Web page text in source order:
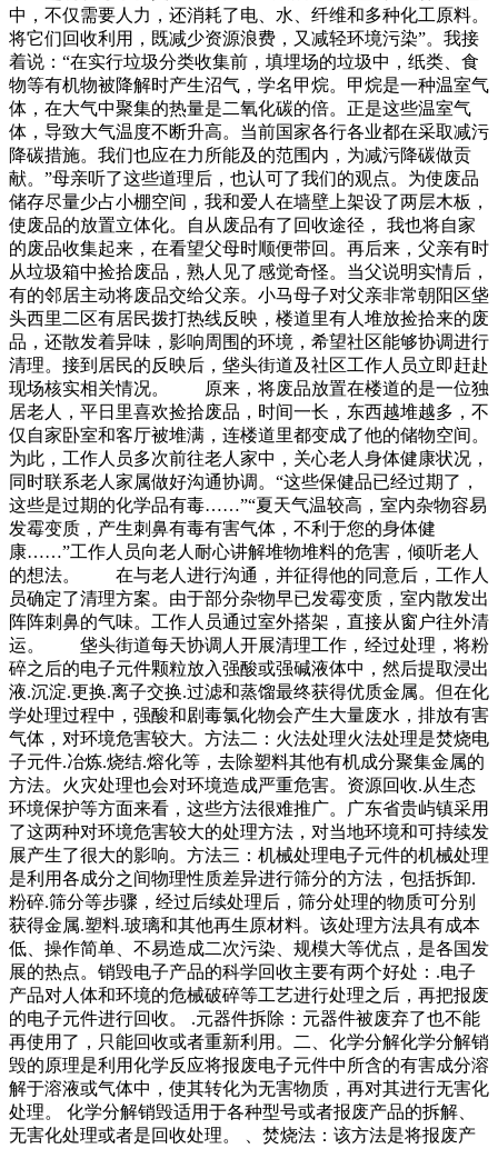
中，不仅需要人力，还消耗了电、水、纤维和多种化工原料。
将它们回收利用，既减少资源浪费，又减轻环境污染”。我接
着说：“在实行垃圾分类收集前，填埋场的垃圾中，纸类、食
物等有机物被降解时产生沼气，学名甲烷。甲烷是一种温室气
体，在大气中聚集的热量是二氧化碳的倍。正是这些温室气
体，导致大气温度不断升高。当前国家各行各业都在采取减污
降碳措施。我们也应在力所能及的范围内，为减污降碳做贡
献。”母亲听了这些道理后，也认可了我们的观点。为使废品
储存尽量少占小棚空间，我和爱人在墙壁上架设了两层木板，
使废品的放置立体化。自从废品有了回收途径， 我也将自家
的废品收集起来，在看望父母时顺便带回。再后来，父亲有时
从垃圾箱中捡拾废品，熟人见了感觉奇怪。当父说明实情后，
有的邻居主动将废品交给父亲。小马母子对父亲非常朝阳区垡
头西里二区有居民拨打热线反映，楼道里有人堆放捡拾来的废
品，还散发着异味，影响周围的环境，希望社区能够协调进行
清理。接到居民的反映后，垡头街道及社区工作人员立即赶赴
现场核实相关情况。 原来，将废品放置在楼道的是一位独
居老人，平日里喜欢捡拾废品，时间一长，东西越堆越多，不
仅自家卧室和客厅被堆满，连楼道里都变成了他的储物空间。
为此，工作人员多次前往老人家中，关心老人身体健康状况，
同时联系老人家属做好沟通协调。“这些保健品已经过期了，
这些是过期的化学品有毒……”“夏天气温较高，室内杂物容易
发霉变质，产生刺鼻有毒有害气体，不利于您的身体健
康……”工作人员向老人耐心讲解堆物堆料的危害，倾听老人
的想法。 在与老人进行沟通，并征得他的同意后，工作人
员确定了清理方案。由于部分杂物早已发霉变质，室内散发出
阵阵刺鼻的气味。工作人员通过室外搭架，直接从窗户往外清
运。 垡头街道每天协调人开展清理工作，经过处理，将粉
碎之后的电子元件颗粒放入强酸或强碱液体中，然后提取浸出
液.沉淀.更换.离子交换.过滤和蒸馏最终获得优质金属。但在化
学处理过程中，强酸和剧毒氯化物会产生大量废水，排放有害
气体，对环境危害较大。方法二：火法处理火法处理是焚烧电
子元件.冶炼.烧结.熔化等，去除塑料其他有机成分聚集金属的
方法。火灾处理也会对环境造成严重危害。资源回收.从生态
环境保护等方面来看，这些方法很难推广。广东省贵屿镇采用
了这两种对环境危害较大的处理方法，对当地环境和可持续发
展产生了很大的影响。方法三：机械处理电子元件的机械处理
是利用各成分之间物理性质差异进行筛分的方法，包括拆卸.
粉碎.筛分等步骤，经过后续处理后，筛分处理的物质可分别
获得金属.塑料.玻璃和其他再生原材料。该处理方法具有成本
低、操作简单、不易造成二次污染、规模大等优点，是各国发
展的热点。销毁电子产品的科学回收主要有两个好处：.电子
产品对人体和环境的危械破碎等工艺进行处理之后，再把报废
的电子元件进行回收。 .元器件拆除：元器件被废弃了也不能
再使用了，只能回收或者重新利用。二、化学分解化学分解销
毁的原理是利用化学反应将报废电子元件中所含的有害成分溶
解于溶液或气体中，使其转化为无害物质，再对其进行无害化
处理。 化学分解销毁适用于各种型号或者报废产品的拆解、
无害化处理或者是回收处理。 、焚烧法：该方法是将报废产